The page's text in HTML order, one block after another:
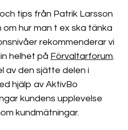
tips från Patrik Larsson
hur man t ex ska tänka
rekommenderar vi
helhet på Förvaltarforum.
av den sjätte delen i
hjälp av AktivBo
kundens upplevelse
kundmätningar.